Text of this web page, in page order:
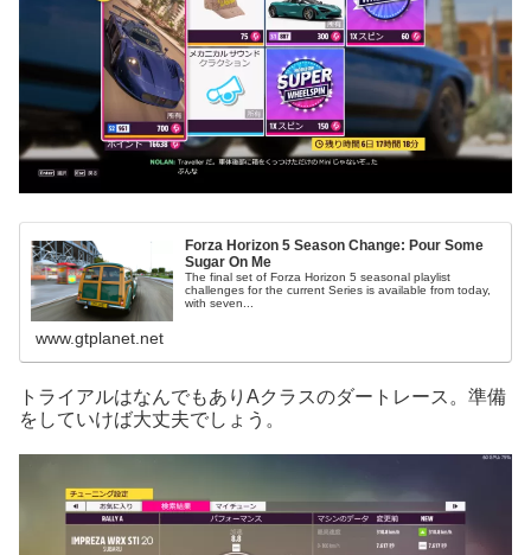
Forza Horizon 5 Season Change: Pour Some
Sugar On Me
The final set of Forza Horizon 5 seasonal playlist
challenges for the current Series is available from today,
with seven...
www.gtplanet.net
トライアルはなんでもありAクラスのダートレース。準備
をしていけば大丈夫でしょう。